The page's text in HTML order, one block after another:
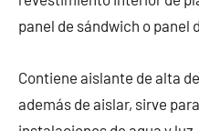
panel de sándwich o panel
Contiene aislante de alta
además de aislar, sirve